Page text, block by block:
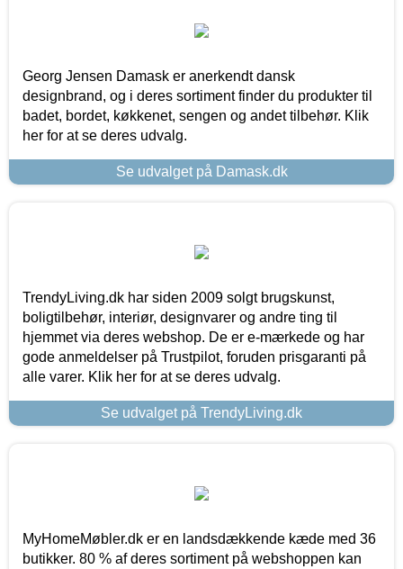
Georg Jensen Damask er anerkendt dansk
designbrand, og i deres sortiment finder du produkter til
badet, bordet, køkkenet, sengen og andet tilbehør. Klik
her for at se deres udvalg.
Se udvalget på Damask.dk
TrendyLiving.dk har siden 2009 solgt brugskunst,
boligtilbehør, interiør, designvarer og andre ting til
hjemmet via deres webshop. De er e-mærkede og har
gode anmeldelser på Trustpilot, foruden prisgaranti på
alle varer. Klik her for at se deres udvalg.
Se udvalget på TrendyLiving.dk
MyHomeMøbler.dk er en landsdækkende kæde med 36
butikker. 80 % af deres sortiment på webshoppen kan